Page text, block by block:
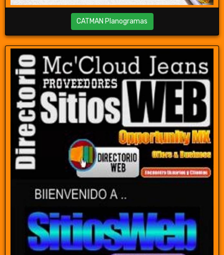
CATMAN Planogramas